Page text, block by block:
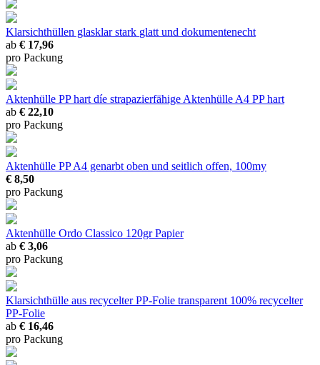
Klarsichthüllen glasklar stark glatt und dokumentenecht
ab € 17,96
pro Packung
Aktenhülle PP hart díe strapazierfähige Aktenhülle A4 PP hart
ab € 22,10
pro Packung
Aktenhülle PP A4 genarbt oben und seitlich offen, 100my
€ 8,50
pro Packung
Aktenhülle Ordo Classico 120gr Papier
ab € 3,06
pro Packung
Klarsichthülle aus recycelter PP-Folie transparent 100% recycelter
PP-Folie
ab € 16,46
pro Packung